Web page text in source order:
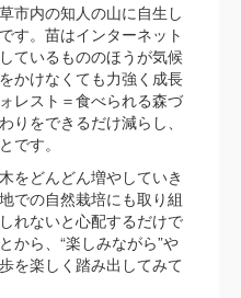
市内の知人の山に自生し
す。苗はインターネット
ているもののほうが気候
かけなくても力強く成長
レスト＝食べられる森づ
りをできるだけ減らし、
です。
をどんどん増やしていき
での自然栽培にも取り組
れないと心配するだけで
から、“楽しみながら”や
を楽しく踏み出してみて